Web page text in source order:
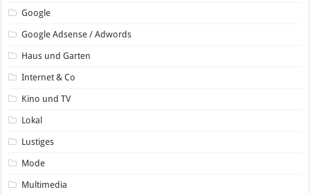
Google
Google Adsense / Adwords
Haus und Garten
Internet & Co
Kino und TV
Lokal
Lustiges
Mode
Multimedia